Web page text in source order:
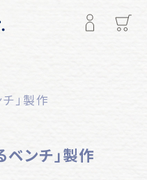
」製作
ベンチ」製作